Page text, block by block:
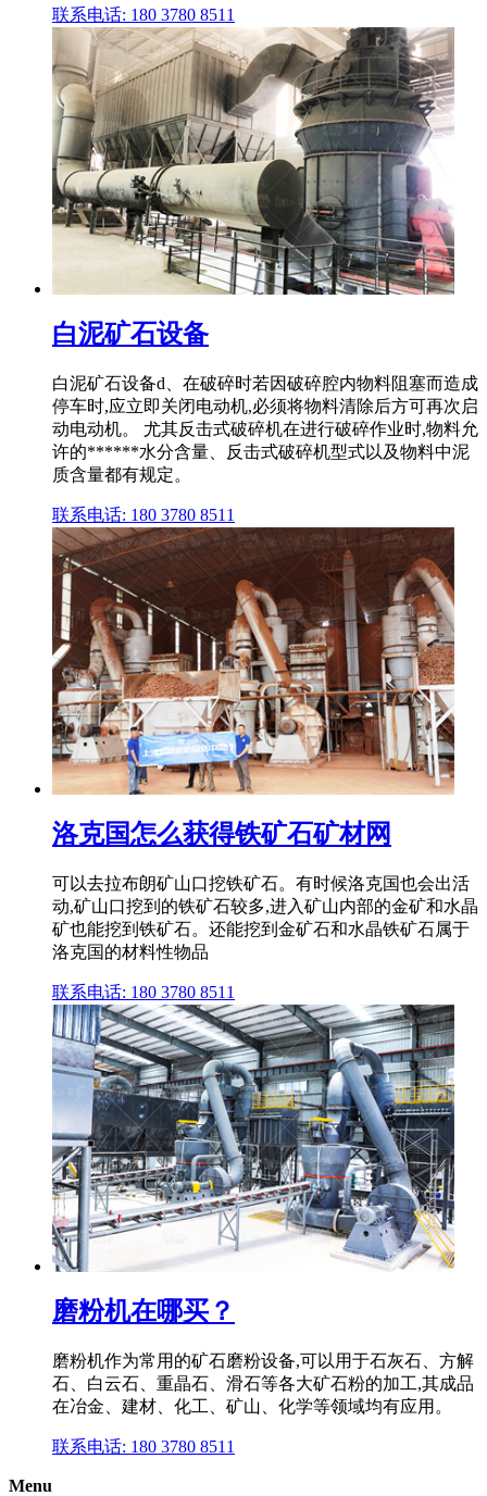
联系电话: 180 3780 8511
白泥矿石设备
白泥矿石设备d、在破碎时若因破碎腔内物料阻塞而造成
停车时,应立即关闭电动机,必须将物料清除后方可再次启
动电动机。 尤其反击式破碎机在进行破碎作业时,物料允
许的******水分含量、反击式破碎机型式以及物料中泥
质含量都有规定。
联系电话: 180 3780 8511
洛克国怎么获得铁矿石矿材网
可以去拉布朗矿山口挖铁矿石。有时候洛克国也会出活
动,矿山口挖到的铁矿石较多,进入矿山内部的金矿和水晶
矿也能挖到铁矿石。还能挖到金矿石和水晶铁矿石属于
洛克国的材料性物品
联系电话: 180 3780 8511
磨粉机在哪买？
磨粉机作为常用的矿石磨粉设备,可以用于石灰石、方解
石、白云石、重晶石、滑石等各大矿石粉的加工,其成品
在冶金、建材、化工、矿山、化学等领域均有应用。
联系电话: 180 3780 8511
Menu